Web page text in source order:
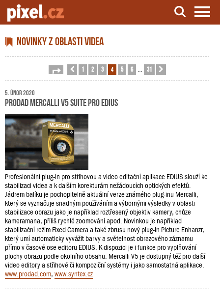
Novinky z oblasti videa
Stránka zPředchozí
1 2 3 4 5 6 31
5. únor 2020
ProDAD Mercalli V5 Suite pro EDIUS
Profesionální plug-in pro střihovou a video editační aplikace EDIUS slouží ke
stabilizaci videa a k dalším korekturám nežádoucích optických efektů.
Jádrem balíku je pochopitelně aktuální verze známého plug-inu Mercalli,
který se vyznačuje snadným používáním a výbornými výsledky v oblasti
stabilizace obrazu jako je například roztřesený objektiv kamery, chůze
kameramana, příliš rychlé zoomování apod. Novinkou je například
stabilizační režim Fixed Camera a také zbrusu nový plug-in Picture Enhanzr,
který umí automaticky vyvážit barvy a světelnost obrazového záznamu
přímo v časové ose editoru EDIUS. K dispozici je i funkce pro vyplňování
plochy obrazu podle okolního obsahu. Mercalli V5 je dostupný též pro další
video editory a střihové či kompoziční systémy i jako samostatná aplikace.
www.prodad.com, www.syntex.cz